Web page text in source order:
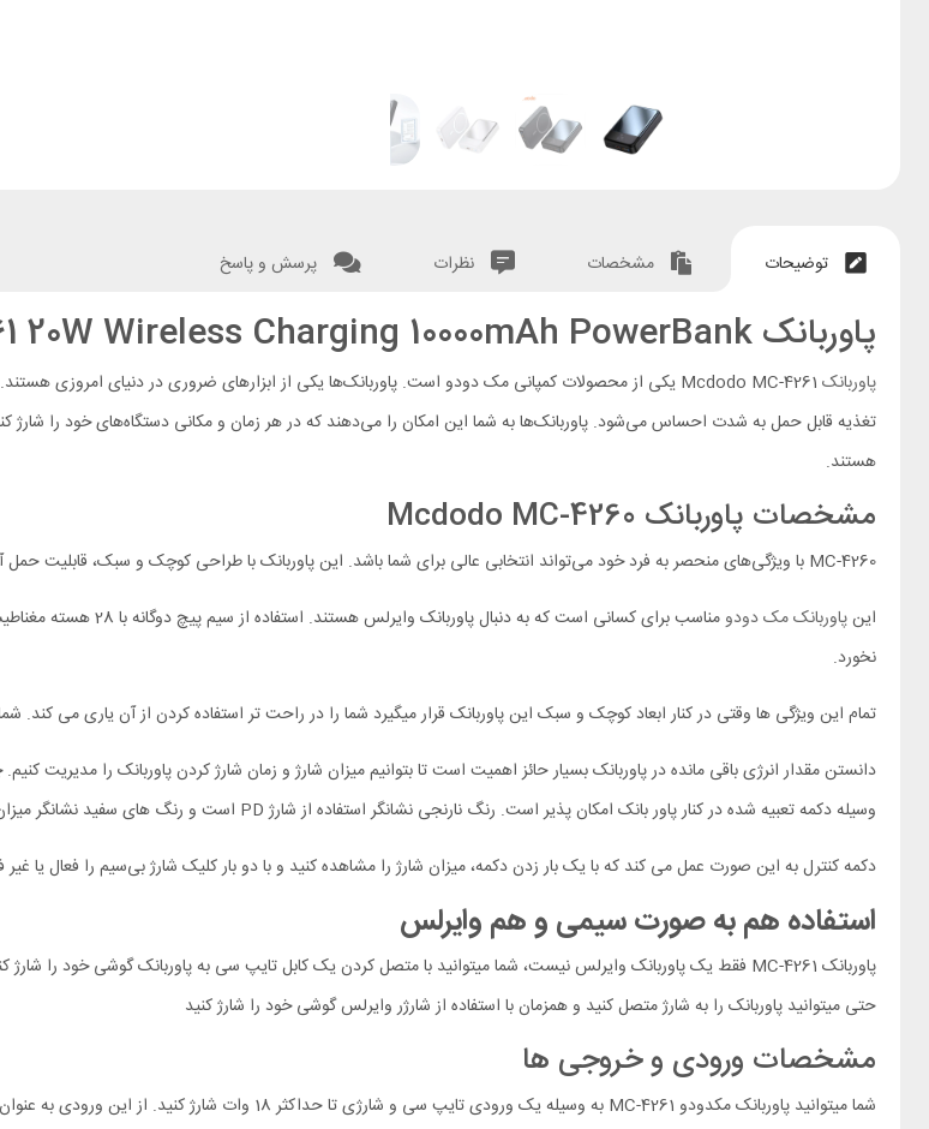
توضیحات مشخصات نظرات پرسش و پاسخ
پاوربانک Mcdodo 20WWireless Charging 10000mAh PowerBank
پاوربانک MC-4261
یکی از محصولات کمپانی مک دودو است. پاوربانک‌ها یکی از ابزارهای ضروری در دنیای امروزی هستند.
تغذیه قابل حمل به شدت احساس می‌شود. پاوربانک‌ها به شما این امکان را می‌دهند که در هر زمان و مکانی دستگاه‌های خود را شارژ
هستند.
مشخصات پاوربانک Mcdodo MC-4260
MC-4260 با ویژگی‌های منحصر به فرد خود می‌تواند انتخابی عالی برای شما باشد. این پاوربانک با طراحی کوچک و سبک، قابلیت
اینپاوربانک مک دودو
مناسب برای کسانی است
نخورد.
تمام این ویژگی ها وقتی در کنار ابعاد کوچک و سبک این پاوربانک قرار میگیرد شما را در راحت تر استفاده کردن از آن یاری می کند.
وسیله دکمه تعبیه شده در کنار پاور بانک امکان پذیر است. رنگ نارنجی نشانگر استفاده از شارژ PD است و رنگ های سفید نشانگر میزان شارژ باتری پاوربانک است.
دکمه کنترل به این صورت عمل می کند که با یک بار زدن دکمه، میزان شارژ را مشاهده کنید و با دو بار کلیک شارژ بی‌سیم را فعال یا غیر
استفاده هم به صورت سیمی و هم وایرلس
پاوربانک MC-4261
حتی میتوانید پاوربانک را به شارژ متصل کنید و همزمان با استفاده از شارژر وایرلس گوشی خود را شارژ کنید
مشخصات ورودی و خروجی ها
شما میتوانید پاوربانک مکدودو MC-4261